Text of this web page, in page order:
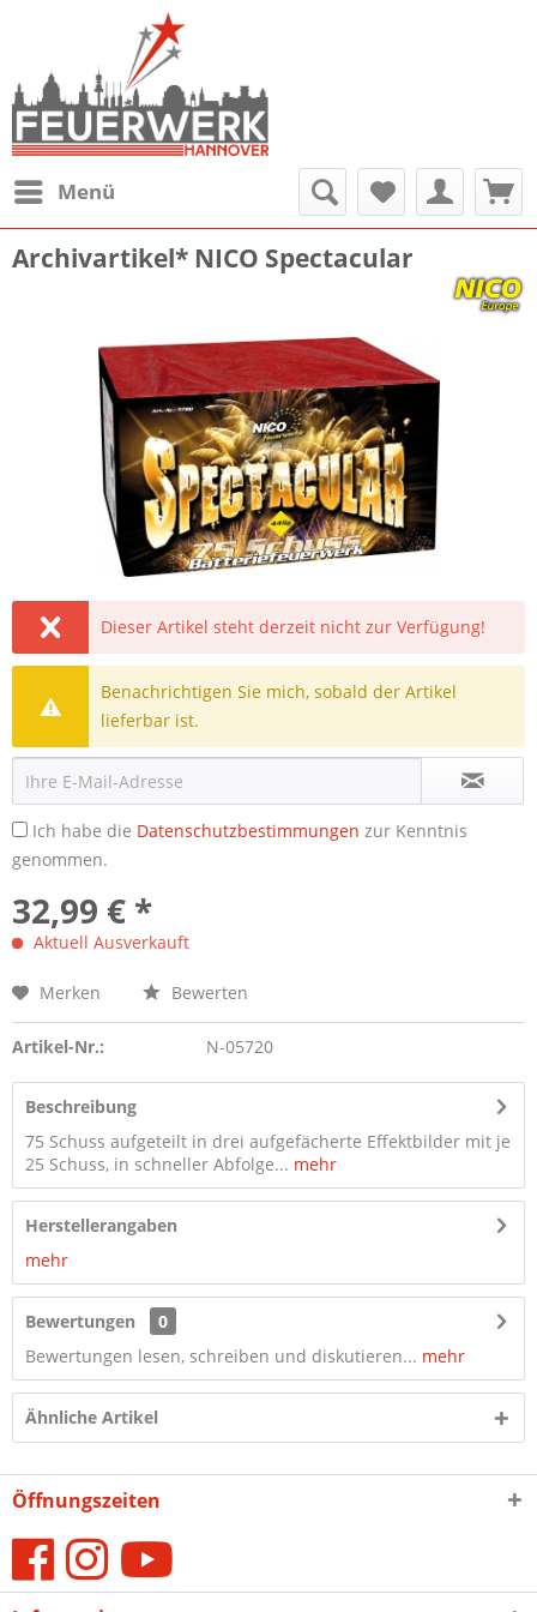
Menü
Archivartikel* NICO Spectacular
Dieser Artikel steht derzeit nicht zur Verfügung!
Benachrichtigen Sie mich, sobald der Artikel
lieferbar ist.
Ich habe die Datenschutzbestimmungen zur Kenntnis
genommen.
32,99 € *
Aktuell Ausverkauft
Merken Bewerten
Artikel-Nr.: N-05720
Beschreibung
75 Schuss aufgeteilt in drei aufgefächerte Effektbilder mit je
25 Schuss, in schneller Abfolge... mehr
Herstellerangaben
mehr
Bewertungen
0
Bewertungen lesen, schreiben und diskutieren... mehr
Ähnliche Artikel
Öffnungszeiten